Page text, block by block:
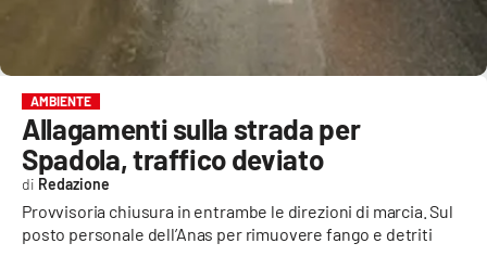
LAC TV
LAC NETWORK
LAC ONAIR
LaC
AMBIENTE
Allagamenti sulla strada per
Spadola, traffico deviato
Provvisoria chiusura in entrambe le direzioni di marcia. Sul
posto personale dell’Anas per rimuovere fango e detriti
Redazione